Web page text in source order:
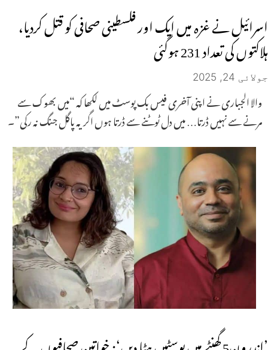
اسرائیل نے غزہ میں ایک اور فلسطینی صحافی کو قتل کردیا،
ہلاکتوں کی تعداد 231 ہوگئی
جولائی 24, 2025
والا الجباری نے اپنی آخری فیس بک پوسٹ میں لکھا کہ “میں بھوک سے
مرنے سے نہیں ڈرتا… میں دل ٹوٹنے سے ڈرتا ہوں اگر یہ پاگل جنگ نہ رکی”۔